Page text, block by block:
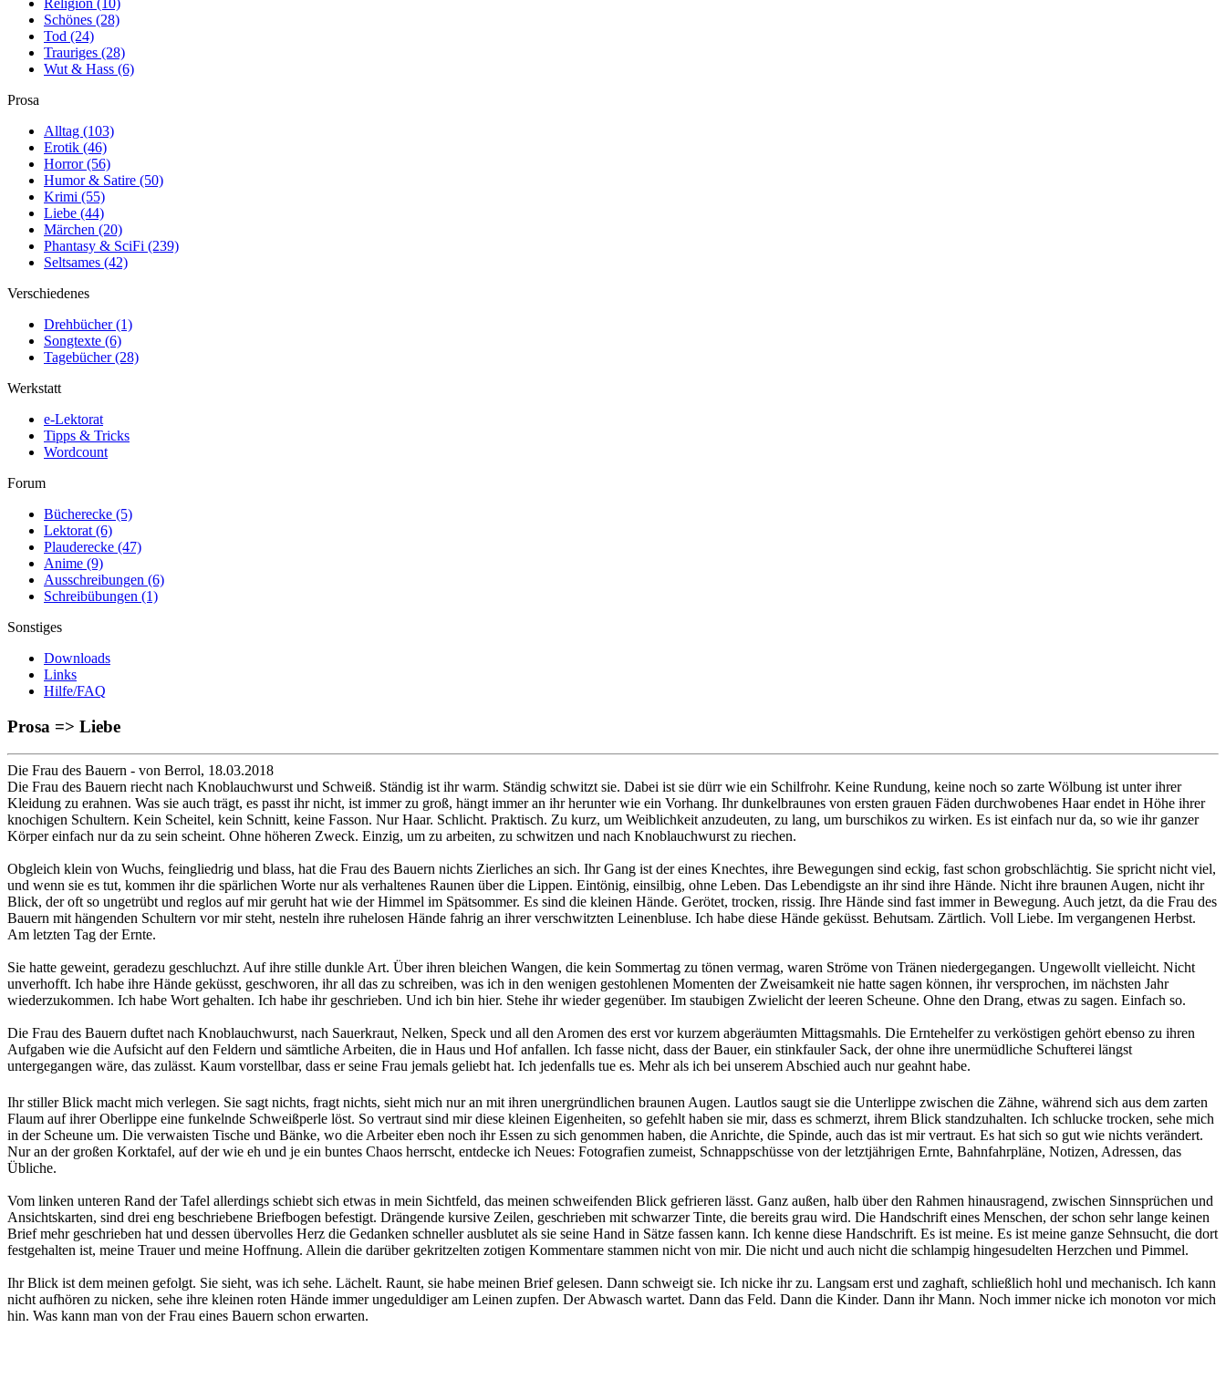
Religion (10)
Schönes (28)
Tod (24)
Trauriges (28)
Wut & Hass (6)
Prosa
Alltag (103)
Erotik (46)
Horror(56)
Humor & Satire (50)
Krimi (55)
Liebe (44)
Märchen (20)
Phantasy & SciFi (239)
Seltsames (42)
Verschiedenes
Drehbücher(1)
Songtexte (6)
Tagebücher(28)
Werkstatt
e-Lektorat
Tipps & Tricks
Wordcount
Forum
Bücherecke (5)
Lektorat (6)
Plauderecke (47)
Anime (9)
Ausschreibungen (6)
Schreibübungen (1)
Sonstiges
Downloads
Links
Hilfe/FAQ
Prosa => Liebe
Die Frau des Bauern - von Berrol, 18.03.2018
Die Frau des Bauern riecht nach Knoblauchwurst und Schweiß. Ständig ist ihr warm. Ständig schwitzt sie. Dabei ist sie dürr wie ein Schilfrohr. Keine Rundung, keine noch so zarte Wölbung ist unter ihrer
Kleidung zu erahnen. Was sie auch trägt, es passt ihr nicht, ist immer zu groß, hängt immer an ihr herunter wie ein Vorhang. Ihr dunkelbraunes von ersten grauen Fäden durchwobenes Haar endet in Höhe ihrer
knochigen Schultern. Kein Scheitel, kein Schnitt, keine Fasson. Nur Haar. Schlicht. Praktisch. Zu kurz, um Weiblichkeit anzudeuten, zu lang, um burschikos zu wirken. Es ist einfach nur da, so wie ihr ganzer
Körper einfach nur da zu sein scheint. Ohne höheren Zweck. Einzig, um zu arbeiten, zu schwitzen und nach Knoblauchwurst zu riechen.
Obgleich klein von Wuchs, feingliedrig und blass, hat die Frau des Bauern nichts Zierliches an sich. Ihr Gang ist der eines Knechtes, ihre Bewegungen sind eckig, fast schon grobschlächtig. Sie spricht nicht viel,
und wenn sie es tut, kommen ihr die spärlichen Worte nur als verhaltenes Raunen über die Lippen. Eintönig, einsilbig, ohne Leben. Das Lebendigste an ihr sind ihre Hände. Nicht ihre braunen Augen, nicht ihr
Blick, der oft so ungetrübt und reglos auf mir geruht hat wie der Himmel im Spätsommer. Es sind die kleinen Hände. Gerötet, trocken, rissig. Ihre Hände sind fast immer in Bewegung. Auch jetzt, da die Frau des
Bauern mit hängenden Schultern vor mir steht, nesteln ihre ruhelosen Hände fahrig an ihrer verschwitzten Leinenbluse. Ich habe diese Hände geküsst. Behutsam. Zärtlich. Voll Liebe. Im vergangenen Herbst.
Am letzten Tag der Ernte.
Sie hatte geweint, geradezu geschluchzt. Auf ihre stille dunkle Art. Über ihren bleichen Wangen, die kein Sommertag zu tönen vermag, waren Ströme von Tränen niedergegangen. Ungewollt vielleicht. Nicht
unverhofft. Ich habe ihre Hände geküsst, geschworen, ihr all das zu schreiben, was ich in den wenigen gestohlenen Momenten der Zweisamkeit nie hatte sagen können, ihr versprochen, im nächsten Jahr
wiederzukommen. Ich habe Wort gehalten. Ich habe ihr geschrieben. Und ich bin hier. Stehe ihr wieder gegenüber. Im staubigen Zwielicht der leeren Scheune. Ohne den Drang, etwas zu sagen. Einfach so.
Die Frau des Bauern duftet nach Knoblauchwurst, nach Sauerkraut, Nelken, Speck und all den Aromen des erst vor kurzem abgeräumten Mittagsmahls. Die Erntehelfer zu verköstigen gehört ebenso zu ihren
Aufgaben wie die Aufsicht auf den Feldern und sämtliche Arbeiten, die in Haus und Hof anfallen. Ich fasse nicht, dass der Bauer, ein stinkfauler Sack, der ohne ihre unermüdliche Schufterei längst
untergegangen wäre, das zulässt. Kaum vorstellbar, dass er seine Frau jemals geliebt hat. Ich jedenfalls tue es. Mehr als ich bei unserem Abschied auch nur geahnt habe.
Ihr stiller Blick macht mich verlegen. Sie sagt nichts, fragt nichts, sieht mich nur an mit ihren unergründlichen braunen Augen. Lautlos saugt sie die Unterlippe zwischen die Zähne, während sich aus dem zarten
Flaum auf ihrer Oberlippe eine funkelnde Schweißperle löst. So vertraut sind mir diese kleinen Eigenheiten, so gefehlt haben sie mir, dass es schmerzt, ihrem Blick standzuhalten. Ich schlucke trocken, sehe mich
in der Scheune um. Die verwaisten Tische und Bänke, wo die Arbeiter eben noch ihr Essen zu sich genommen haben, die Anrichte, die Spinde, auch das ist mir vertraut. Es hat sich so gut wie nichts verändert.
Nur an der großen Korktafel, auf der wie eh und je ein buntes Chaos herrscht, entdecke ich Neues: Fotografien zumeist, Schnappschüsse von der letztjährigen Ernte, Bahnfahrpläne, Notizen, Adressen, das
Übliche.
Vom linken unteren Rand der Tafel allerdings schiebt sich etwas in mein Sichtfeld, das meinen schweifenden Blick gefrieren lässt. Ganz außen, halb über den Rahmen hinausragend, zwischen Sinnsprüchen und
Ansichtskarten, sind drei eng beschriebene Briefbogen befestigt. Drängende kursive Zeilen, geschrieben mit schwarzer Tinte, die bereits grau wird. Die Handschrift eines Menschen, der schon sehr lange keinen
Brief mehr geschrieben hat und dessen übervolles Herz die Gedanken schneller ausblutet als sie seine Hand in Sätze fassen kann. Ich kenne diese Handschrift. Es ist meine. Es ist meine ganze Sehnsucht, die dort
festgehalten ist, meine Trauer und meine Hoffnung. Allein die darüber gekritzelten zotigen Kommentare stammen nicht von mir. Die nicht und auch nicht die schlampig hingesudelten Herzchen und Pimmel.
Ihr Blick ist dem meinen gefolgt. Sie sieht, was ich sehe. Lächelt. Raunt, sie habe meinen Brief gelesen. Dann schweigt sie. Ich nicke ihr zu. Langsam erst und zaghaft, schließlich hohl und mechanisch. Ich kann
nicht aufhören zu nicken, sehe ihre kleinen roten Hände immer ungeduldiger am Leinen zupfen. Der Abwasch wartet. Dann das Feld. Dann die Kinder. Dann ihr Mann. Noch immer nicke ich monoton vor mich
hin. Was kann man von der Frau eines Bauern schon erwarten.